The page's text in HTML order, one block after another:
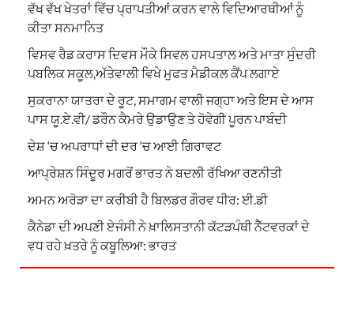
ਵੱਖ ਵੱਖ ਖੇਤਰਾਂ ਵਿੱਚ ਪ੍ਰਾਪਤੀਆਂ ਕਰਨ ਵਾਲੇ ਵਿਦਿਆਰਥੀਆਂ ਨੂੰ
ਕੀਤਾ ਸਨਮਾਨਿਤ
ਵਿਸਵ ਰੈਡ ਕਰਾਸ ਦਿਵਸ ਮੌਕੇ ਸਿਵਲ ਹਸਪਤਾਲ ਅਤੇ ਮਾਤਾ ਸੁੰਦਰੀ
ਪਬਲਿਕ ਸਕੂਲ,ਅੱਤੇਵਾਲੀ ਵਿਖੇ ਮੁਫਤ ਮੈਡੀਕਲ ਕੈਂਪ ਲਗਾਏ
ਸੁਕਰਾਨਾ ਯਾਤਰਾ ਦੇ ਰੂਟ, ਸਮਾਗਮ ਵਾਲੀ ਜਗ੍ਹਾ ਅਤੇ ਇਸ ਦੇ ਆਸ
ਪਾਸ ਯੂ.ਏ.ਵੀ/ ਡਰੌਨ ਕੈਮਰੇ ਉਡਾਉਣ ਤੇ ਹੋਵੇਗੀ ਪੂਰਨ ਪਾਬੰਦੀ
ਦੇਸ਼ ‘ਚ ਅਪਰਾਧਾਂ ਦੀ ਦਰ ‘ਚ ਆਈ ਗਿਰਾਵਟ
ਆਪ੍ਰੇਸ਼ਨ ਸਿੰਦੂਰ ਮਗਰੋਂ ਭਾਰਤ ਨੇ ਬਦਲੀ ਰੱਖਿਆ ਰਣਨੀਤੀ
ਅਮਨ ਅਰੋੜਾ ਦਾ ਕਰੀਬੀ ਹੈ ਬਿਲਡਰ ਗੌਰਵ ਧੀਰ: ਈ.ਡੀ
ਕੈਨੇਡਾ ਦੀ ਅਪਣੀ ਏਜੰਸੀ ਨੇ ਖ਼ਾਲਿਸਤਾਨੀ ਕੱਟੜਪੰਥੀ ਨੈੱਟਵਰਕਾਂ ਦੇ
ਵਧ ਰਹੇ ਖ਼ਤਰੇ ਨੂੰ ਕਬੂਲਿਆ: ਭਾਰਤ